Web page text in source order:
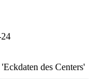
des Centers'